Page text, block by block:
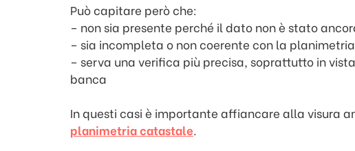
Può capitare però che:
– non sia presente perché il dato non è stato
– sia incompleta o non coerente con la planimetria
– serva una verifica più precisa, soprattutto in
banca
In questi casi è importante affiancare alla visura
planimetria catastale.